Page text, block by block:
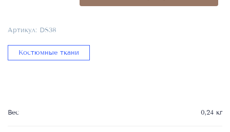
Артикул: DS38
Костюмные ткани
Вес 0,24 кг